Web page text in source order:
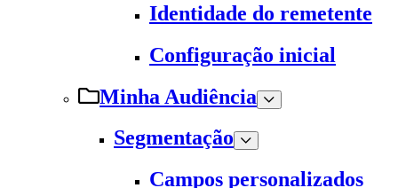
Identidade do remetente
Configuração inicial
Minha Audiência
Segmentação
Campos personalizados